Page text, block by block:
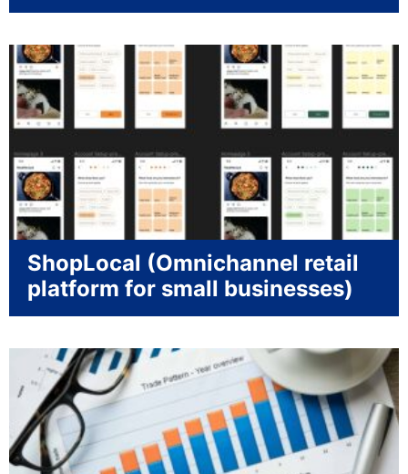
ShopLocal (Omnichannel retail
platform for small businesses)